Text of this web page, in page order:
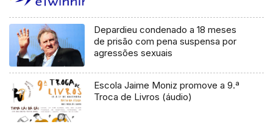
Depardieu condenado a 18 meses
de prisão com pena suspensa por
agressões sexuais
Escola Jaime Moniz promove a 9.ª
Troca de Livros (áudio)